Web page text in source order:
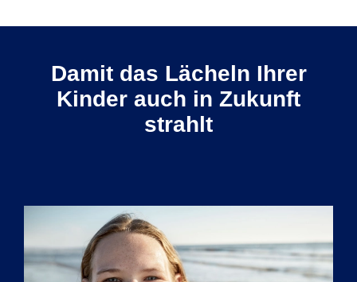
Damit das Lächeln Ihrer
Kinder auch in Zukunft
strahlt